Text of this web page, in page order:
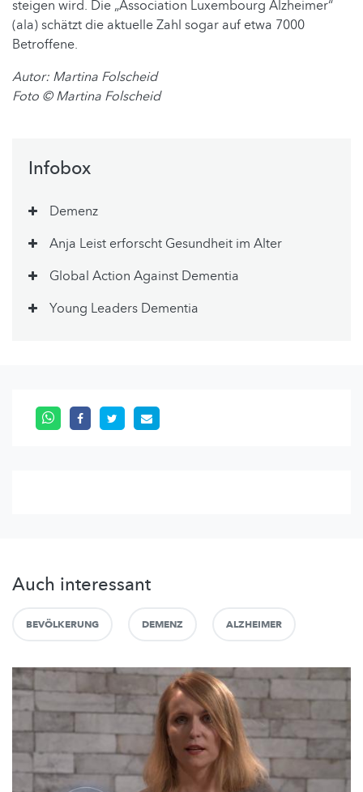
steigen wird. Die „Association Luxembourg Alzheimer“
(ala) schätzt die aktuelle Zahl sogar auf etwa 7000
Betroffene.
Autor: Martina Folscheid
Foto ©Martina Folscheid
Infobox
Demenz
Anja Leist erforscht Gesundheit im Alter
Global Action Against Dementia
Young Leaders Dementia
Auch interessant
BEVÖLKERUNG DEMENZ ALZHEIMER